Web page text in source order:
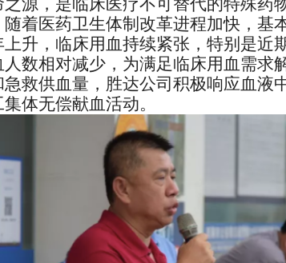
着医药卫生体制改革进程加快，基
升，临床用血持续紧张，特别是近
数相对减少，为满足临床用血需求
急救供血量，胜达公司积极响应血液
体无偿献血活动。